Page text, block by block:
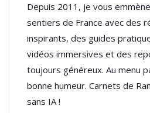
Depuis 2011, je vous
sentiers de France avec des
inspirants, des guides
vidéos immersives et des
toujours généreux. Au menu
bonne humeur. Carnets de
sans IA !